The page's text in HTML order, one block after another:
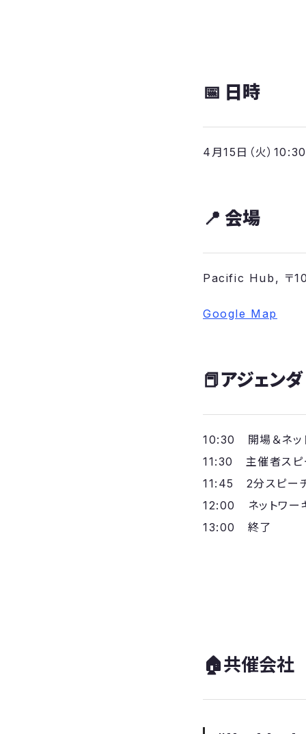
​📅 日時
​4月15日（火）
​📍 会場
​Pacific Hub, 〒
Google Map
​📕アジェンダ
​10:30 開場＆ネッ
11:30 主催者スピ
11:45 2分スピー
12:00 ネットワー
13:00 終了
​🏠共催会社